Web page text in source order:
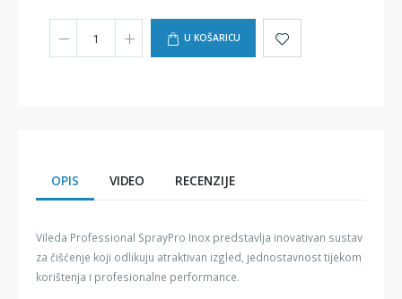
U KOŠARICU
OPIS VIDEO RECENZIJE
Vileda Professional SprayPro Inox predstavlja inovativan sustav
za čišćenje koji odlikuju atraktivan izgled, jednostavnost tijekom
korištenja i profesionalne performance.